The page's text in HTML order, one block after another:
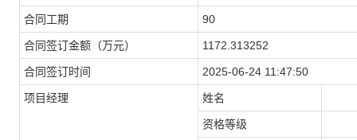
合同工期 90
合同签订金额（万元） 1172.313252
合同签订时间 2025-06-24 11:47:50
项目经理 姓名
资格等级